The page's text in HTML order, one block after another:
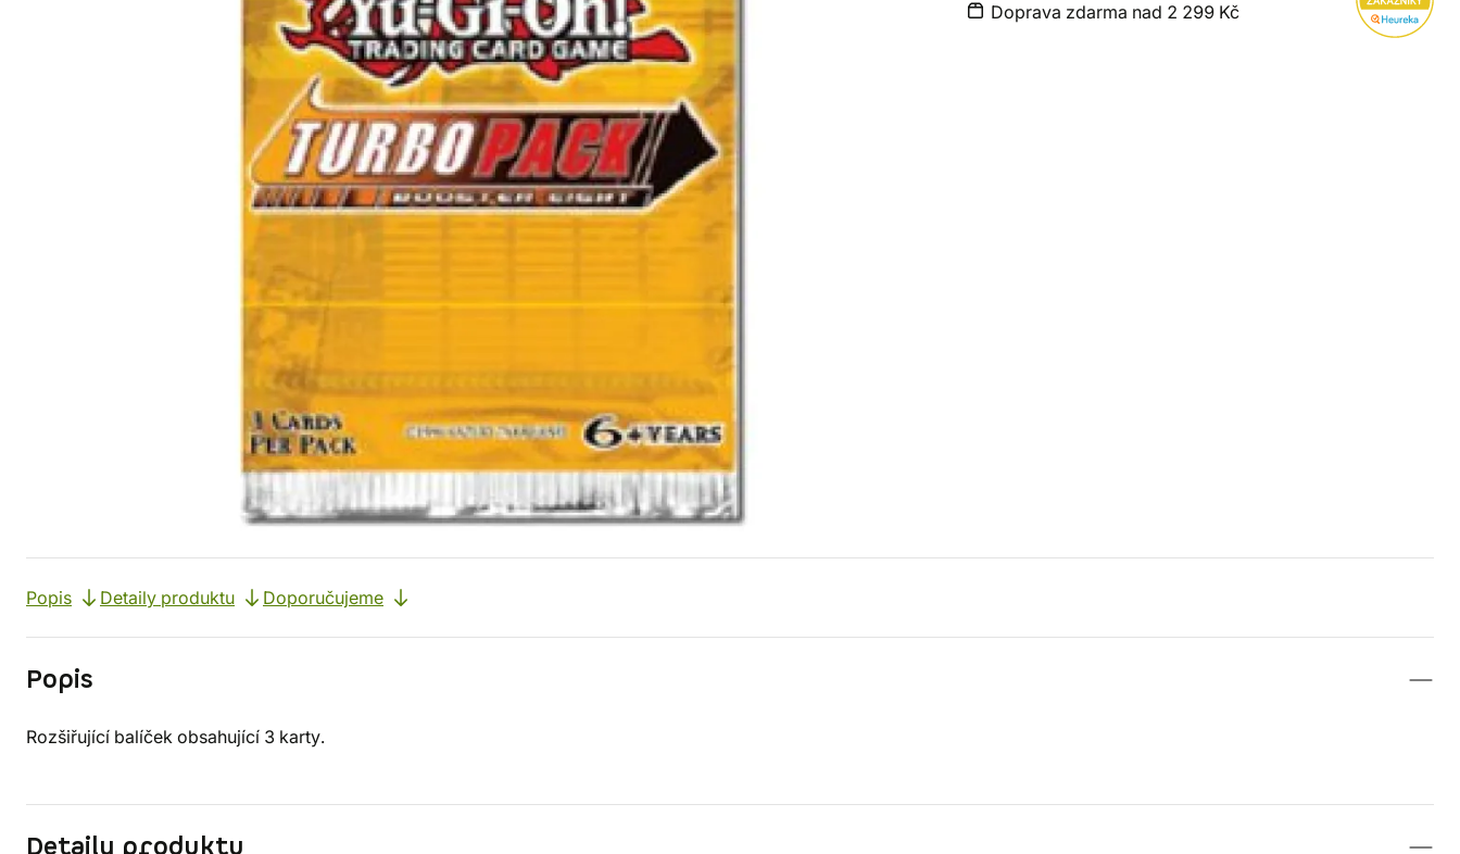
Doprava zdarma nad 2 299 Kč
Popis Detaily produktu Doporučujeme
Popis
Rozšiřující balíček obsahující 3 karty.